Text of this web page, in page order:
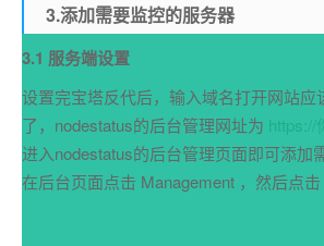
3.添加需要监控的服务器
3.1 服务端设置
设置完宝塔反代后，输入域名打开网站应
了，nodestatus的后台管理网址为 https://
进入nodestatus的后台管理页面即可添加
在后台页面点击 Management ，然后点